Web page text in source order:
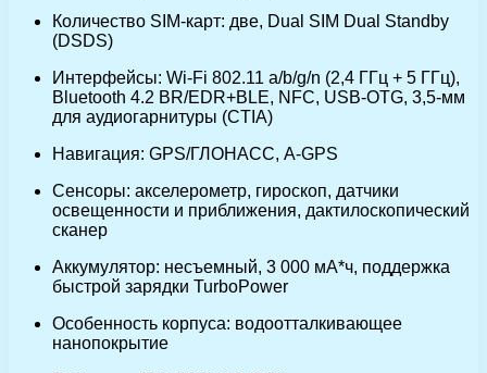
Количество SIM-карт: две, Dual SIM Dual Standby
(DSDS)
Интерфейсы: Wi-Fi 802.11 а/b/g/n (2,4 ГГц + 5 ГГц),
Bluetooth 4.2 BR/EDR+BLE, NFC, USB-OTG, 3,5-мм
для аудиогарнитуры (CTIA)
Навигация: GPS/ГЛОНАСС, A-GPS
Сенсоры: акселерометр, гироскоп, датчики
освещенности и приближения, дактилоскопический
сканер
Аккумулятор: несъемный, 3 000 мА*ч, поддержка
быстрой зарядки TurboPower
Особенность корпуса: водоотталкивающее
нанопокрытие